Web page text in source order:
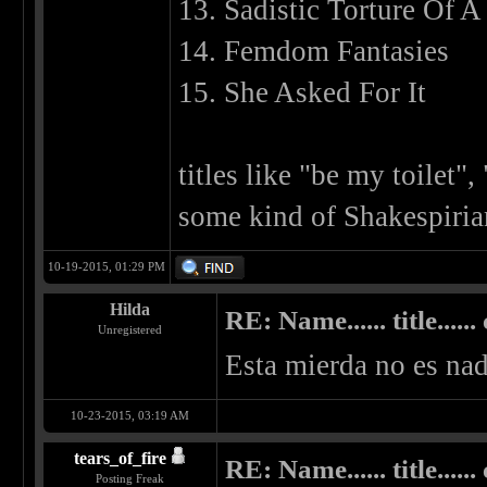
13. Sadistic Torture Of
14. Femdom Fantasies
15. She Asked For It
titles like "be my toilet",
some kind of
10-19-2015, 01:29 PM
Hilda
Unregistered RE: Name...... title......
Esta mierda no es
10-23-2015, 03:19 AM
tears_of_fire
Posting Freak RE: Name...... title......